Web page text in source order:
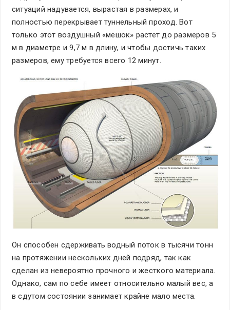
ситуаций надувается, вырастая в размерах, и
полностью перекрывает туннельный проход. Вот
только этот воздушный «мешок» растет до размеров 5
м в диаметре и 9,7 м в длину, и чтобы достичь таких
размеров, ему требуется всего 12 минут.
Он способен сдерживать водный поток в тысячи тонн
на протяжении нескольких дней подряд, так как
сделан из невероятно прочного и жесткого материала.
Однако, сам по себе имеет относительно малый вес, а
в сдутом состоянии занимает крайне мало места.